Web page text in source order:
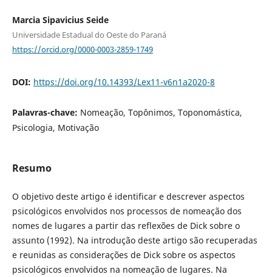
Marcia Sipavicius Seide
Universidade Estadual do Oeste do Paraná
https://orcid.org/0000-0003-2859-1749
DOI: https://doi.org/10.14393/Lex11-v6n1a2020-8
Palavras-chave: Nomeação, Topônimos, Toponomástica,
Psicologia, Motivação
Resumo
O objetivo deste artigo é identificar e descrever aspectos
psicológicos envolvidos nos processos de nomeação dos
nomes de lugares a partir das reflexões de Dick sobre o
assunto (1992). Na introdução deste artigo são recuperadas
e reunidas as considerações de Dick sobre os aspectos
psicológicos envolvidos na nomeação de lugares. Na